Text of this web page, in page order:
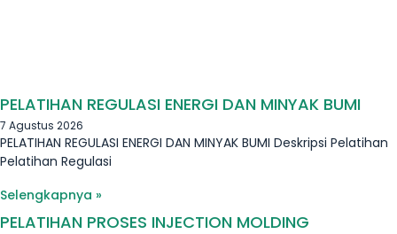
PELATIHAN REGULASI ENERGI DAN MINYAK BUMI
7 Agustus 2026
PELATIHAN REGULASI ENERGI DAN MINYAK BUMI Deskripsi Pelatihan
Pelatihan Regulasi
Selengkapnya »
PELATIHAN PROSES INJECTION MOLDING